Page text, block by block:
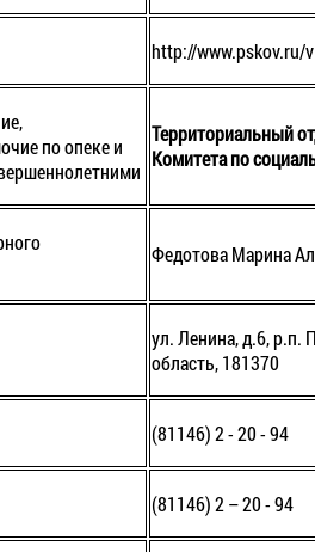
http://
по опеке и
Территориальный
Комитета по
Федотова Марина
ул. Ленина, д.6,
область, 181370
(81146) 2 - 20 - 94
(81146) 2 – 20 - 94